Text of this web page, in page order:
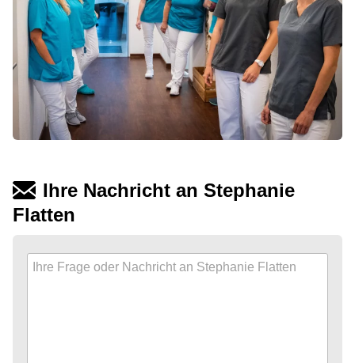
Ihre Nachricht an Stephanie
Flatten